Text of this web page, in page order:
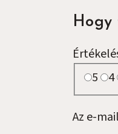
Hogy
5
4
Az e-